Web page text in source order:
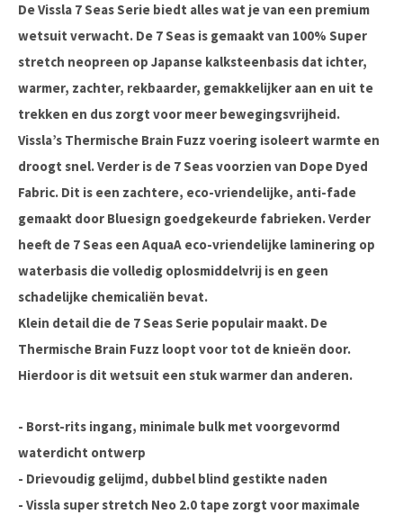
De Vissla 7 Seas Serie biedt alles wat je van een premium
wetsuit verwacht. De 7 Seas is gemaakt van 100% Super
stretch neopreen op Japanse kalksteenbasis dat ichter,
warmer, zachter, rekbaarder, gemakkelijker aan en uit te
trekken en dus zorgt voor meer bewegingsvrijheid.
Vissla’s Thermische Brain Fuzz voering isoleert warmte en
droogt snel. Verder is de 7 Seas voorzien van Dope Dyed
Fabric. Dit is een zachtere, eco-vriendelijke, anti-fade
gemaakt door Bluesign goedgekeurde fabrieken. Verder
heeft de 7 Seas een AquaA eco-vriendelijke laminering op
waterbasis die volledig oplosmiddelvrij is en geen
schadelijke chemicaliën bevat.
Klein detail die de 7 Seas Serie populair maakt. De
Thermische Brain Fuzz loopt voor tot de knieën door.
Hierdoor is dit wetsuit een stuk warmer dan anderen.
- Borst-rits ingang, minimale bulk met voorgevormd
waterdicht ontwerp
- Drievoudig gelijmd, dubbel blind gestikte naden
- Vissla super stretch Neo 2.0 tape zorgt voor maximale